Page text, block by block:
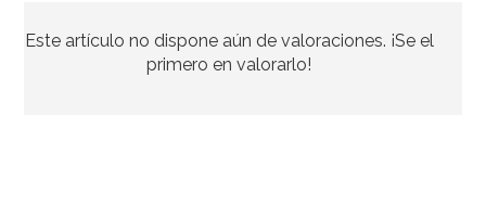
4,50€
Este artículo no dispone aún de valoraciones. ¡Se el
primero en valorarlo!